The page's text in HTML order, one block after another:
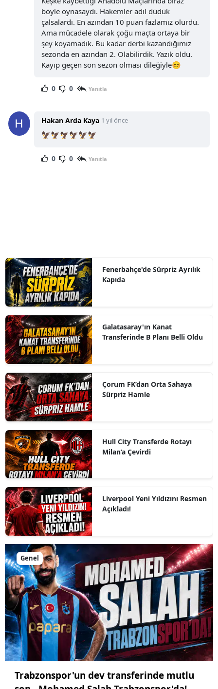
böyle oynasaydı. Hakemler adil düdük
çalsalardı. En azından 10 puan fazlamız olurdu.
Ama mücadele olarak çoğu maçta ortaya bir
şey koyamadık. Bu kadar derbi kazandığımız
sezonda en azından 2. Olabilirdik. Yazık oldu.
Kayıp geçen son sezon olması dileğiyle😊
0 0 Yanıtla
Hakan Arda Kaya 1 yıl önce
🦅🦅🦅🦅🦅🦅
0 0 Yanıtla
Fenerbahçe'de Sürpriz Ayrılık
Kapıda
Galatasaray'ın Kanat
Transferinde B Planı Belli Oldu
Çorum FK’dan Orta Sahaya
Sürpriz Hamle
Hull City Transferde Rotayı
Milan’a Çevirdi
Liverpool Yeni Yıldızını Resmen
Açıkladı!
Genel
Trabzonspor'un dev transferinde mutlu